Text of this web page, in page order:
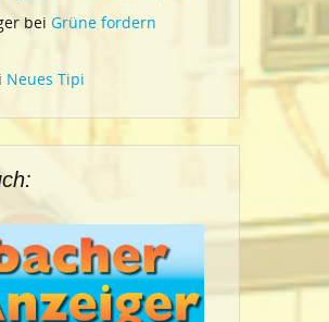
bei Grüne fordern
Neues Tipi